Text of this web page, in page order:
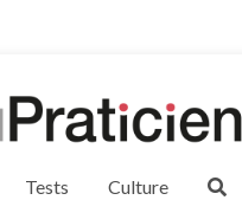
Tests Culture